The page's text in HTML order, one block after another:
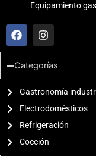
Equipamiento
F
a
c
e
b
o
o
k
I
n
s
t
a
g
r
a
m
Categorías
Gastronomía
Electrodomésticos
Refrigeración
Cocción